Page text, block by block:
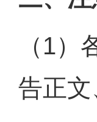
（1
告正